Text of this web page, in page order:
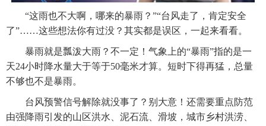
“这雨也不大啊，哪来的暴雨？”“台风走了，肯定安全
了”……这些想法你有过没？其实都是误区，一起来看看。
暴雨就是瓢泼大雨？不一定！气象上的“暴雨”指的是一
天24小时降水量大于等于50毫米才算。短时下得再猛，总量
不够也不是暴雨。
台风预警信号解除就没事了？别大意！还需要重点防范
由强降雨引发的山区洪水、泥石流、滑坡，城市乡村洪涝、